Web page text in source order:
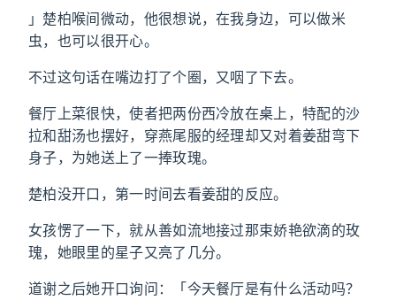
」楚柏喉间微动，他很想说，在我身边，可以做米
虫，也可以很开心。
不过这句话在嘴边打了个圈，又咽了下去。
餐厅上菜很快，使者把两份西冷放在桌上，特配的沙
拉和甜汤也摆好，穿燕尾服的经理却又对着姜甜弯下
身子，为她送上了一捧玫瑰。
楚柏没开口，第一时间去看姜甜的反应。
女孩愣了一下，就从善如流地接过那束娇艳欲滴的玫
瑰，她眼里的星子又亮了几分。
道谢之后她开口询问：「今天餐厅是有什么活动吗？